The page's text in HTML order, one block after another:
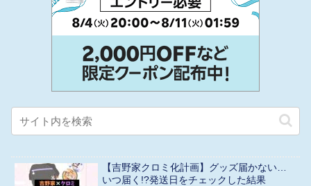
【吉野家クロミ化計画】グッズ届かない…
いつ届く!?発送日をチェックした結果